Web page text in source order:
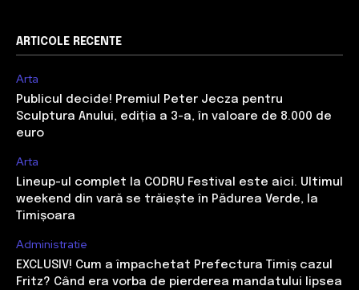
ARTICOLE RECENTE
Arta
Publicul decide! Premiul Peter Jecza pentru
Sculptura Anului, ediția a 3-a, în valoare de 8.000 de
euro
Arta
Lineup-ul complet la CODRU Festival este aici. Ultimul
weekend din vară se trăiește în Pădurea Verde, la
Timișoara
Administratie
EXCLUSIV! Cum a împachetat Prefectura Timiș cazul
Fritz? Când era vorba de pierderea mandatului lipsea